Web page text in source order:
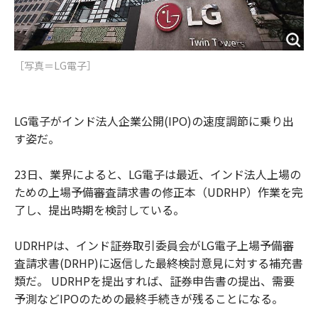
［写真＝LG電子］
LG電子がインド法人企業公開(IPO)の速度調節に乗り出
す姿だ。
23日、業界によると、LG電子は最近、インド法人上場の
ための上場予備審査請求書の修正本（UDRHP）作業を完
了し、提出時期を検討している。
UDRHPは、インド証券取引委員会がLG電子上場予備審
査請求書(DRHP)に返信した最終検討意見に対する補充書
類だ。 UDRHPを提出すれば、証券申告書の提出、需要
予測などIPOのための最終手続きが残ることになる。